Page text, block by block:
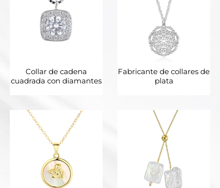
Collar de cadena
cuadrada con diamantes
Fabricante de collares de
plata